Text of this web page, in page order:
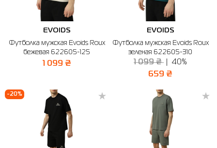
EVOIDS
Футболка мужская Evoids Roux
бежевая 622605-125
1 099 ₴
EVOIDS
Футболка мужская Evoids Roux
зеленая 622605-310
1 099 ₴ 40%
659 ₴
-20%